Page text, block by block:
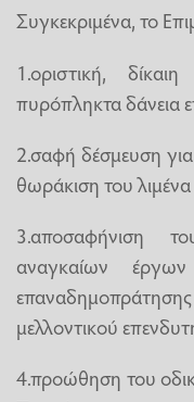
Συγκεκριμένα, το
1.οριστική,
πυρόπληκτα δάνεια
2.σαφή δέσμευση
θωράκιση του
3.αποσαφήνιση
αναγκαίων
μελλοντικού
4.προώθηση του